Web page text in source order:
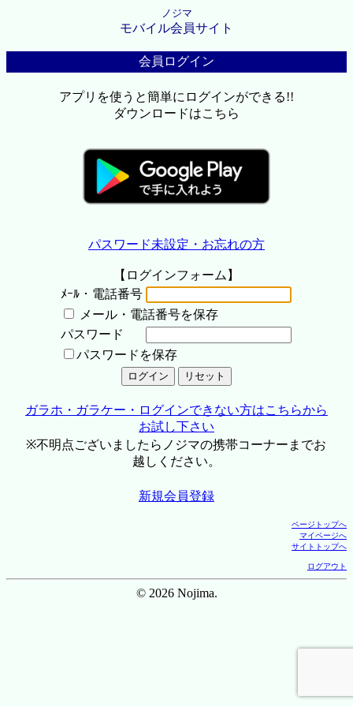
ノジマ
モバイル会員サイト
会員ログイン
アプリを使うと簡単にログインができる!!
ダウンロードはこちら
パスワード未設定・お忘れの方
【ログインフォーム】
ﾒｰﾙ・電話番号
メール・電話番号を保存
パスワード
パスワードを保存
ガラホ・ガラケー・ログインできない方はこちらから
お試し下さい
※不明点ございましたらノジマの携帯コーナーまでお
越しください。
新規会員登録
ページトップへ
マイページへ
サイトトップへ
ログアウト
© 2026 Nojima.